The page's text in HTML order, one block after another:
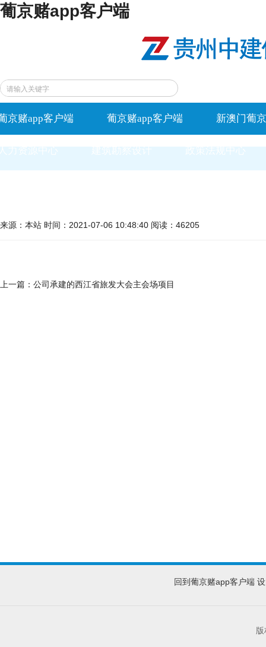
葡京赌app客户端
京赌app客户端 葡京赌app客户端 新澳门葡
力资源中心 建筑勘察设计 政策法规中心
来源：本站 时间：2021-07-06 10:48:40 阅读：46205
上一篇： 公司承建的西江省旅发大会主会场项目
回到葡京赌app客户端